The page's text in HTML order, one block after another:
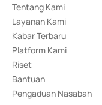
Tentang Kami
Layanan Kami
Kabar Terbaru
Platform Kami
Riset
Bantuan
Pengaduan Nasabah